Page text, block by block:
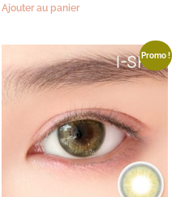
Ajouter au panier
Promo !